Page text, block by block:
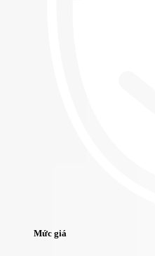
Mức giá